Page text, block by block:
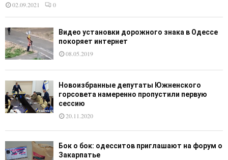
02.09.2021
0
Видео установки дорожного знака в Одессе
покоряет интернет
08.05.2019
Новоизбранные депутаты Южненского
горсовета намеренно пропустили первую
сессию
20.11.2020
Бок о бок: одесситов приглашают на форум о
Закарпатье